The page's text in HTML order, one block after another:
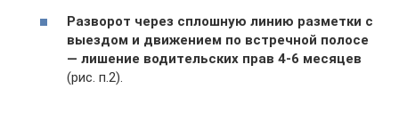
Разворот через сплошную линию разметки с
выездом и движением по встречной полосе
— лишение водительских прав 4-6 месяцев
(рис. п.2).